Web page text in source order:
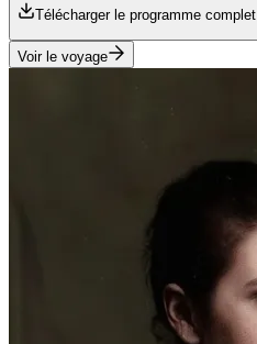
Télécharger le programme complet
Voir le voyage